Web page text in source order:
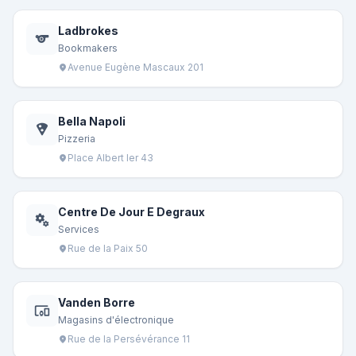
sports
Ladbrokes
Bookmakers
location_onAvenue Eugène Mascaux 201
local_pizza
Bella Napoli
Pizzeria
location_on Place Albert Ier 43
miscellaneous_services
Centre De Jour E Degraux
Services
location_on Rue de la Paix 50
devices_other
Vanden Borre
Magasins d'électronique
location_on Rue de la Persévérance 11